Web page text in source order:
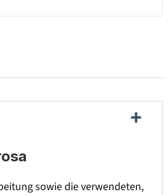
sowie die verwendeten,